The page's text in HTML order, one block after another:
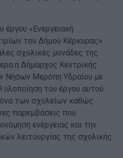
«Ενεργειακή
του Δήμου Κέρκυρας»
σχολικές μονάδες της
η Δήμαρχος Κεντρικής
Νήσων Μερόπη Υδραίου με
του έργου αυτού
των σχολείων καθώς
παρεμβάσεις που
ενέργειας και την
λειτουργίας της σχολικής